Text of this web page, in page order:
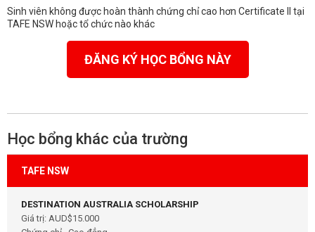
Sinh viên không được hoàn thành chứng chỉ cao hơn Certificate II tại
TAFE NSW hoặc tổ chức nào khác
ĐĂNG KÝ HỌC BỔNG NÀY
Học bổng khác của trường
TAFE NSW
DESTINATION AUSTRALIA SCHOLARSHIP
Giá trị: AUD$15.000